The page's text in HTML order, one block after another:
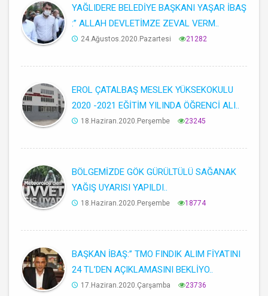
YAĞLIDERE BELEDİYE BAŞKANI YAŞAR İBAŞ
:’’ ALLAH DEVLETİMZE ZEVAL VERM..
24.Ağustos.2020.Pazartesi 21282
EROL ÇATALBAŞ MESLEK YÜKSEKOKULU
2020 -2021 EĞİTİM YILINDA ÖĞRENCİ ALI..
18.Haziran.2020.Perşembe 23245
BÖLGEMİZDE GÖK GÜRÜLTÜLÜ SAĞANAK
YAĞIŞ UYARISI YAPILDI..
18.Haziran.2020.Perşembe 18774
BAŞKAN İBAŞ:’’ TMO FINDIK ALIM FİYATINI
24 TL’DEN AÇIKLAMASINI BEKLİYO..
17.Haziran.2020.Çarşamba 23736